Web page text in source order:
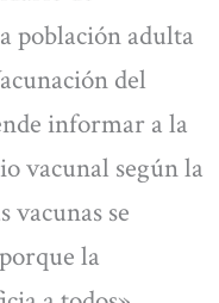
población adulta
del
informar a la
vacunal según la
vacunas se
la